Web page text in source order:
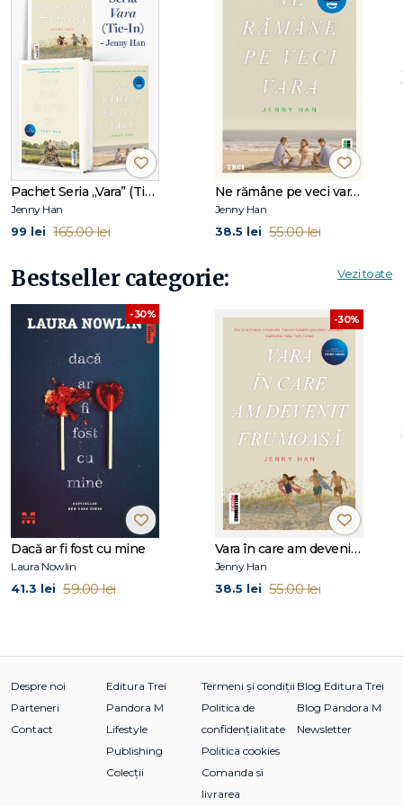
era încă la colegiu. Au urmat seriile de succes The Summer
I Turned Pretty (bestseller New York Times) şi Burn for Burn
(scrisă împreună cu Siobhan Vivian).
Puteți afla noutăți despre ea la DearJennyHan.com.
De aceeaşi autoare, la Editura Trei au apărut P.S. Te mai
iubesc și-acum, Tuturor băieţilor pe care i-am iubit (ambele
ecranizate de Netflix, cu Lana Condor în rolul principal) și
Vara în care am devenit frumoasă.
Pachet Seria „Vara” (Tie-In) – Jenny Han
Jenny Han
99 lei 165.00 lei
Ne rămâne pe veci vara (seria Vara, vol. 3, ediție tie-in)
Jenny Han
38.5 lei 55.00 lei
Bestseller categorie: Vezi toate
-30%
Dacă ar fi fost cu mine
Laura Nowlin
41.3 lei 59.00 lei
-30%
Vara în care am devenit frumoasă (seria Vara, vol. 1, ediție tie-in)
Jenny Han
38.5 lei 55.00 lei
Despre noi
Parteneri
Contact
Editura Trei
Pandora M
Lifestyle
Publishing
Colecții
Termeni și condiții
Politica de
confidențialitate
Politica cookies
Comanda si
livrarea
Blog Editura Trei
Blog Pandora M
Newsletter